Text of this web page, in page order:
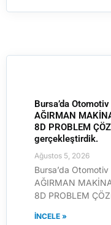
Bursa’da
AĞIRMAN
8D PROBLEM
gerçekleştirdik.
Ağustos 5, 2026
Bursa’da
AĞIRMAN
8D PROBLEM
İNCELE »